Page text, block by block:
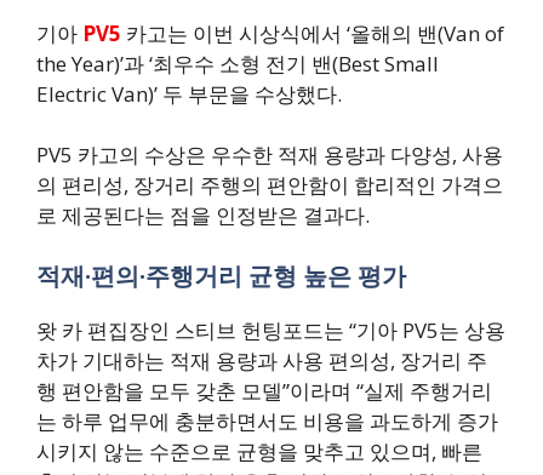
기아 PV5 카고는 이번 시상식에서 ‘올해의 밴(Van of
the Year)’과 ‘최우수 소형 전기 밴(Best Small
Electric Van)’ 두 부문을 수상했다.
PV5 카고의 수상은 우수한 적재 용량과 다양성, 사용
의 편리성, 장거리 주행의 편안함이 합리적인 가격으
로 제공된다는 점을 인정받은 결과다.
적재·편의·주행거리 균형 높은 평가
왓 카 편집장인 스티브 헌팅포드는 “기아 PV5는 상용
차가 기대하는 적재 용량과 사용 편의성, 장거리 주
행 편안함을 모두 갖춘 모델”이라며 “실제 주행거리
는 하루 업무에 충분하면서도 비용을 과도하게 증가
시키지 않는 수준으로 균형을 맞추고 있으며, 빠른